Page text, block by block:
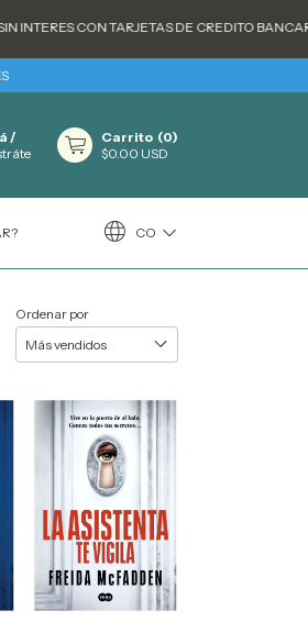
CON TARJETAS DE CREDITO BANCARIAS -
/
Carrito (0)
$0.00 USD
CO
Ordenar por